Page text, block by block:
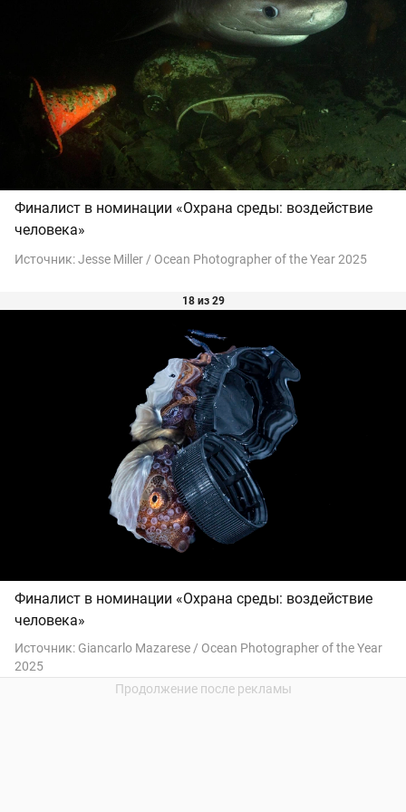
Финалист в номинации «Охрана среды: воздействие
человека»
Источник:Jesse Miller / Ocean Photographer of the Year 2025
18 из 29
Финалист в номинации «Охрана среды: воздействие
человека»
Источник: Giancarlo Mazarese / Ocean Photographer of the Year
2025